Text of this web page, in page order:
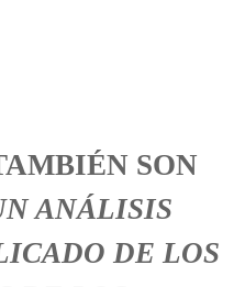
SON
ANÁLISIS
DE LOS